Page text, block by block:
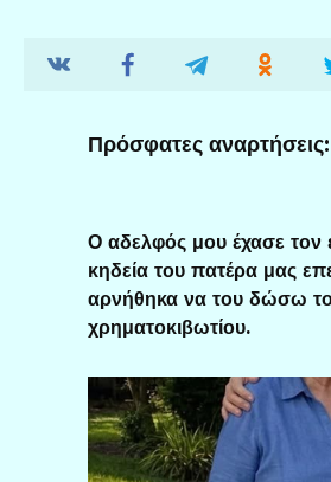
Πρόσφατες αναρτήσεις:
Ο αδελφός μου έχασε τον
κηδεία του πατέρα μας
αρνήθηκα να του δώσω το
χρηματοκιβωτίου.